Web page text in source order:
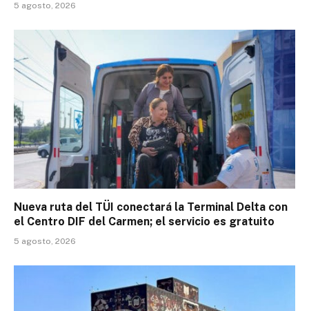
5 agosto, 2026
Nueva ruta del TÜI conectará la Terminal Delta con
el Centro DIF del Carmen; el servicio es gratuito
5 agosto, 2026